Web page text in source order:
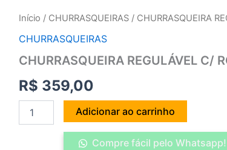
Início / CHURRASQUEIRAS / CHURRASQUEIRA
CHURRASQUEIRAS
CHURRASQUEIRA REGULÁVEL C/
R$ 359,00
CHURRASQUEIRA
C/
quantidade
Adicionar ao carrinho
Compre fácil pelo Whatsapp!